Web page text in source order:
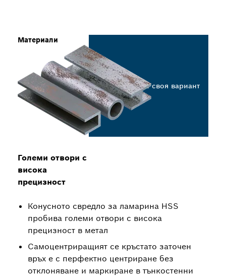
Големи отвори с
висока
прецизност
Конусното свредло за ламарина HSS
пробива големи отвори с висока
прецизност в метал
Самоцентриращият се кръстато заточен
връх е с перфектно центриране без
отклоняване и маркиране в тънкостенни
Материали
Изберете своя вариант